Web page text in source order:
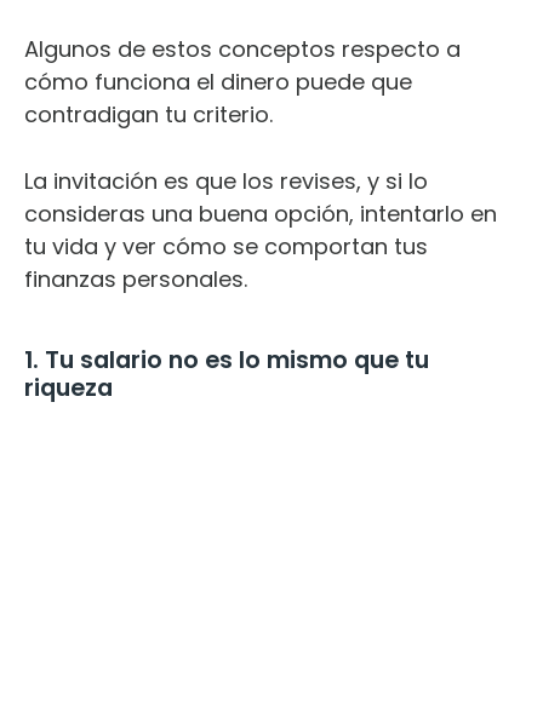
Algunos de estos conceptos respecto a
cómo funciona el dinero puede que
contradigan tu criterio.
La invitación es que los revises, y si lo
consideras una buena opción, intentarlo en
tu vida y ver cómo se comportan tus
finanzas personales.
1. Tu salario no es lo mismo que tu
riqueza